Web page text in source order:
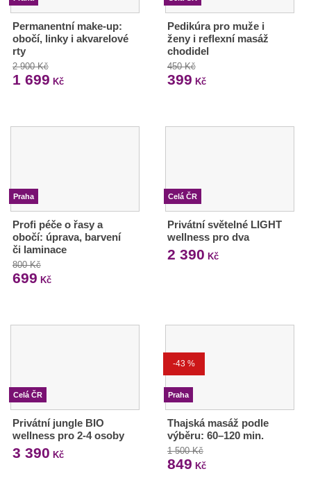
Permanentní make-up:
obočí, linky i akvarelové
rty
2 900 Kč
1 699 Kč
Pedikúra pro muže i
ženy i reflexní masáž
chodidel
450 Kč
399 Kč
Praha
Profi péče o řasy a
obočí: úprava, barvení
či laminace
800 Kč
699 Kč
Celá ČR
Privátní světelné LIGHT
wellness pro dva
2 390 Kč
Celá ČR
Privátní jungle BIO
wellness pro 2-4 osoby
3 390 Kč
-43 %
Praha
Thajská masáž podle
výběru: 60–120 min.
1 500 Kč
849 Kč